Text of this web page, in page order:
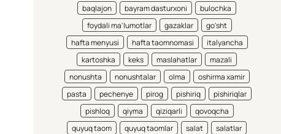
baqlajon bayram dasturxoni
bulochka
foydali ma'lumotlar
gazaklar
go'sht
hafta menyusi
hafta taomnomasi
italyancha
kartoshka
keks maslahatlar
mazali
nonushta
nonushtalar olma
oshirma xamir
pasta
pechenye pirog pishiriq
pishiriqlar
pishloq
qiyma qiziqarli
qovoqcha
quyuq taom
quyuq taomlar salat
salatlar